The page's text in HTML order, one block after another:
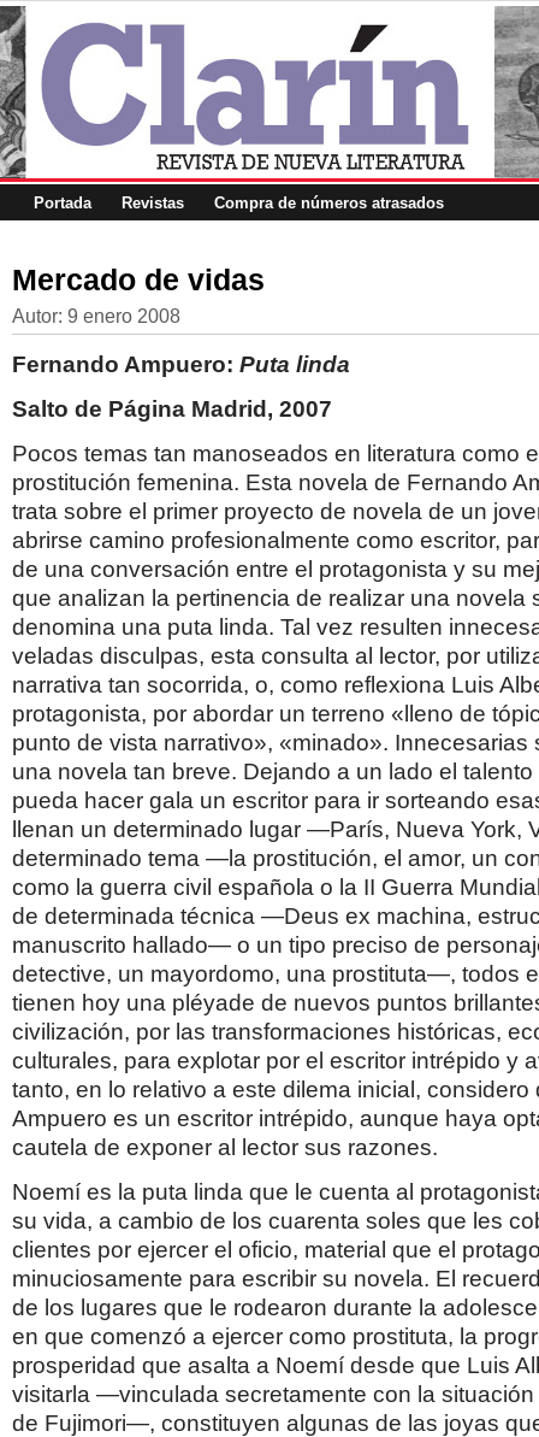
Portada Revistas Compra de números atrasados
Mercado de vidas
Autor: 9 enero 2008
Fernando Ampuero: Puta linda
Salto de Página Madrid, 2007
Pocos temas tan manoseados en literatura como
prostitución femenina. Esta novela de Fernando
trata sobre el primer proyecto de novela de un
abrirse camino profesionalmente como escritor,
de una conversación entre el protagonista y su
que analizan la pertinencia de realizar una novela
denomina una puta linda. Tal vez resulten
veladas disculpas, esta consulta al lector, por
narrativa tan socorrida, o, como reflexiona Luis
protagonista, por abordar un terreno «lleno de
punto de vista narrativo», «minado». Innecesarias
una novela tan breve. Dejando a un lado el
pueda hacer gala un escritor para ir sorteando
llenan un determinado lugar —París, Nueva York,
determinado tema —la prostitución, el amor, un
como la guerra civil española o la II Guerra
de determinada técnica —Deus ex machina,
manuscrito hallado— o un tipo preciso de
detective, un mayordomo, una prostituta—, todos
tienen hoy una pléyade de nuevos puntos
civilización, por las transformaciones históricas,
culturales, para explotar por el escritor intrépido y
tanto, en lo relativo a este dilema inicial, considero
Ampuero es un escritor intrépido, aunque haya
cautela de exponer al lector sus razones.
Noemí es la puta linda que le cuenta al
su vida, a cambio de los cuarenta soles que les
clientes por ejercer el oficio, material que el
minuciosamente para escribir su novela. El
de los lugares que le rodearon durante la
en que comenzó a ejercer como prostituta, la
prosperidad que asalta a Noemí desde que Luis
visitarla —vinculada secretamente con la
de Fujimori—, constituyen algunas de las joyas